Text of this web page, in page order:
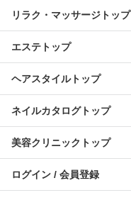
リラク・マッサージトップ
エステトップ
ヘアスタイルトップ
ネイルカタログトップ
美容クリニックトップ
ログイン / 会員登録